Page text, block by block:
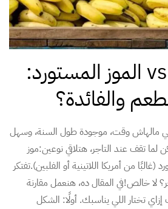
الموز البلدي vs الموز المستورد:
والفائدة؟
مالهاش وقت، موجودة طول السنة، وسهل
تقف عند التاجر، هتلاقي نوعين:موز
من أمريكا اللاتينية أو الفلبين).تفتكر
لا خالص!في المقال ده، هنعمل مقارنة
تختار اللي يناسبك. أولًا: الشكل